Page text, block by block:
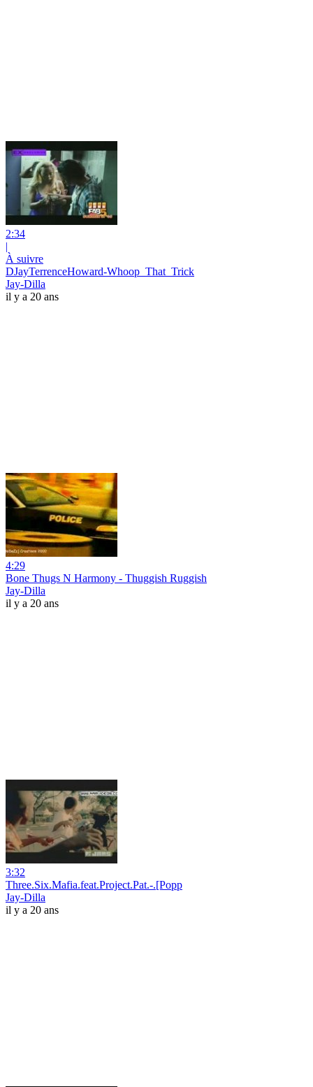
2:34
|
À suivre
DJayTerrenceHoward-Whoop_That_Trick
Jay-Dilla
il y a 20 ans
4:29
Bone Thugs N Harmony - Thuggish Ruggish
Jay-Dilla
il y a 20 ans
3:32
Three.Six.Mafia.feat.Project.Pat.-.[Popp
Jay-Dilla
il y a 20 ans